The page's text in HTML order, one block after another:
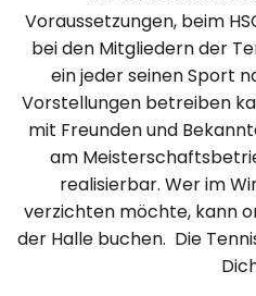
Voraussetzungen, beim
bei den Mitgliedern der
ein jeder seinen Sport
Vorstellungen betreiben
mit Freunden und
am
realisierbar. Wer im
verzichten möchte, kann
der Halle buchen. Die